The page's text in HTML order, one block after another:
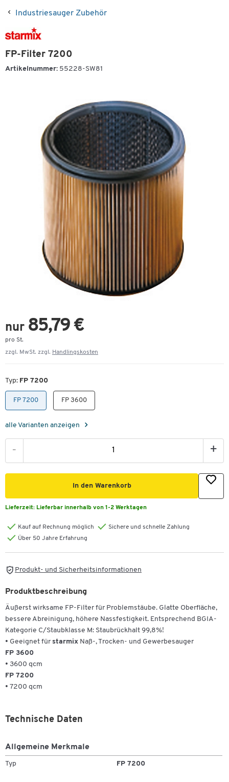
Industriesauger Zubehör
FP-Filter 7200
Artikelnummer: 55228-SW81
nur 85,79 €
pro St.
zzgl. MwSt. zzgl. Handlingskosten
Typ: FP 7200
FP 7200 FP 3600
alle Varianten anzeigen
- +
In den Warenkorb
Lieferzeit: Lieferbar innerhalb von 1-2 Werktagen
Kauf auf Rechnung möglich
Sichere und schnelle Zahlung
Über 50 Jahre Erfahrung
Produkt- und Sicherheitsinformationen
Produktbeschreibung
Äußerst wirksame FP-Filter für Problemstäube. Glatte Oberfläche,
bessere Abreinigung, höhere Nassfestigkeit. Entsprechend BGIA-
Kategorie C/Staubklasse M: Staubrückhalt 99,8%!
• Geeignet für starmix Naß-, Trocken- und Gewerbesauger
FP 3600
• 3600 qcm
FP 7200
• 7200 qcm
Technische Daten
Allgemeine Merkmale
Typ FP 7200